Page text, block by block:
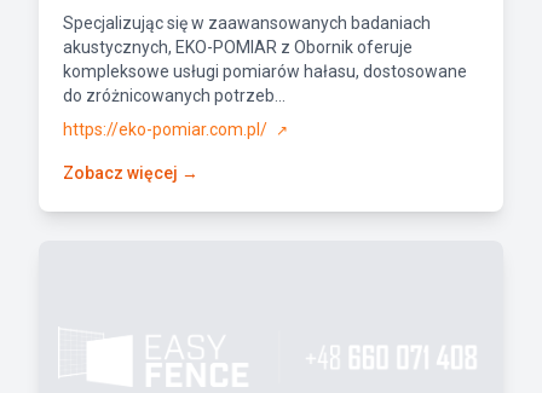
Specjalizując się w zaawansowanych badaniach
akustycznych, EKO-POMIAR z Obornik oferuje
kompleksowe usługi pomiarów hałasu, dostosowane
do zróżnicowanych potrzeb...
https://eko-pomiar.com.pl/
↗
Zobacz więcej →